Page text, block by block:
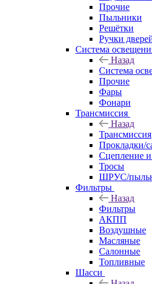
Прочие
Пыльники
Решётки
Ручки
Система
Назад
Система
Прочие
Фары
Фонари
Трансмиссия
Назад
Трансмиссия
Прокладки/
Сцепление и
Тросы
ШРУС/
Фильтры
Назад
Фильтры
АКПП
Воздушные
Масляные
Салонные
Топливные
Шасси